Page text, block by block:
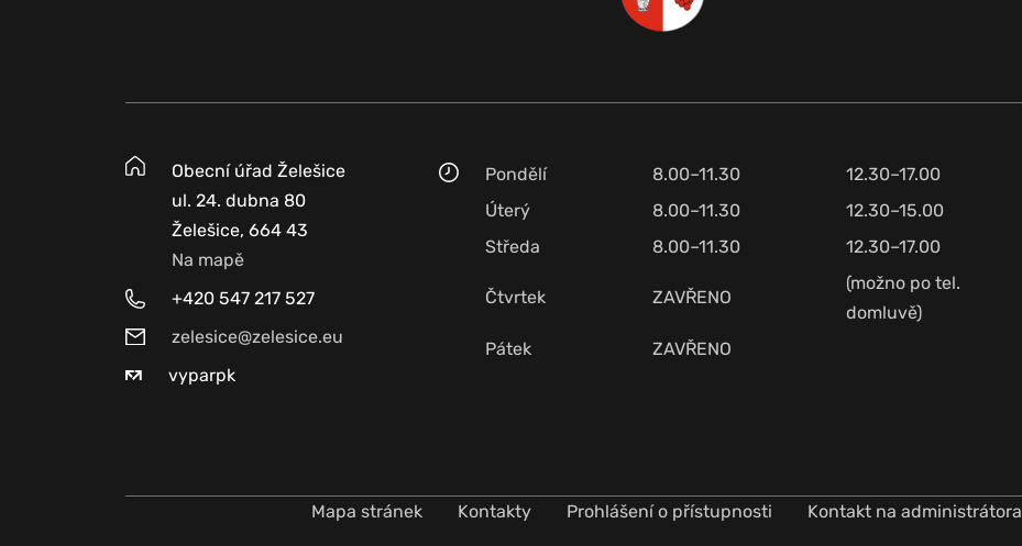
Obecní úřad Želešice
ul. 24. dubna 80
Želešice, 664 43
Na mapě
+420 547 217 527
zelesice@zelesice.eu
vyparpk
Pondělí 8.00–11.30
12.30–17.00
Úterý
8.00–11.30
12.30–15.00
Středa
8.00–11.30 12.30–17.00
Čtvrtek ZAVŘENO
(možno po tel.
domluvě)
Pátek
ZAVŘENO
Mapa stránek Kontakty Prohlášení o přístupnosti Kontakt na administrátora